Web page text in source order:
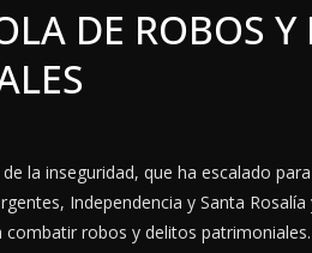
DE ROBOS Y
la inseguridad, que ha escalado
Independencia y Santa
combatir robos y delitos patrimoniales.